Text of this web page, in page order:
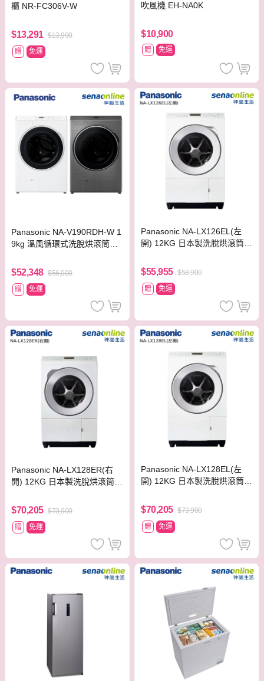
櫃 NR-FC306V-W
$13,291 $13,990
贈
免運
吹風機 EH-NA0K
$10,900
贈 免運
Panasonic NA-V190RDH-W 1
9kg 溫風循環式洗脫烘滾筒洗
$52,348 $56,900
贈
免運
Panasonic NA-LX126EL(左
開) 12KG 日本製洗脫烘滾筒洗
$55,955 $58,900
贈
免運
Panasonic NA-LX128ER(右
開) 12KG 日本製洗脫烘滾筒洗
$70,205 $73,900
贈
免運
Panasonic NA-LX128EL(左
開) 12KG 日本製洗脫烘滾筒洗
$70,205 $73,900
贈
免運